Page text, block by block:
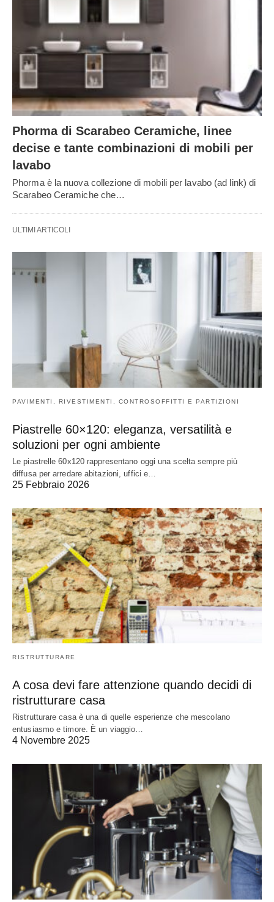
Phorma di Scarabeo Ceramiche, linee
decise e tante combinazioni di mobili per
lavabo
Phorma è la nuova collezione di mobili per lavabo (ad link) di
Scarabeo Ceramiche che…
ULTIMI ARTICOLI
PAVIMENTI, RIVESTIMENTI, CONTROSOFFITTI E PARTIZIONI
Piastrelle 60×120: eleganza, versatilità e
soluzioni per ogni ambiente
Le piastrelle 60x120 rappresentano oggi una scelta sempre più
diffusa per arredare abitazioni, uffici e…
25 Febbraio 2026
RISTRUTTURARE
A cosa devi fare attenzione quando decidi di
ristrutturare casa
Ristrutturare casa è una di quelle esperienze che mescolano
entusiasmo e timore. È un viaggio…
4 Novembre 2025